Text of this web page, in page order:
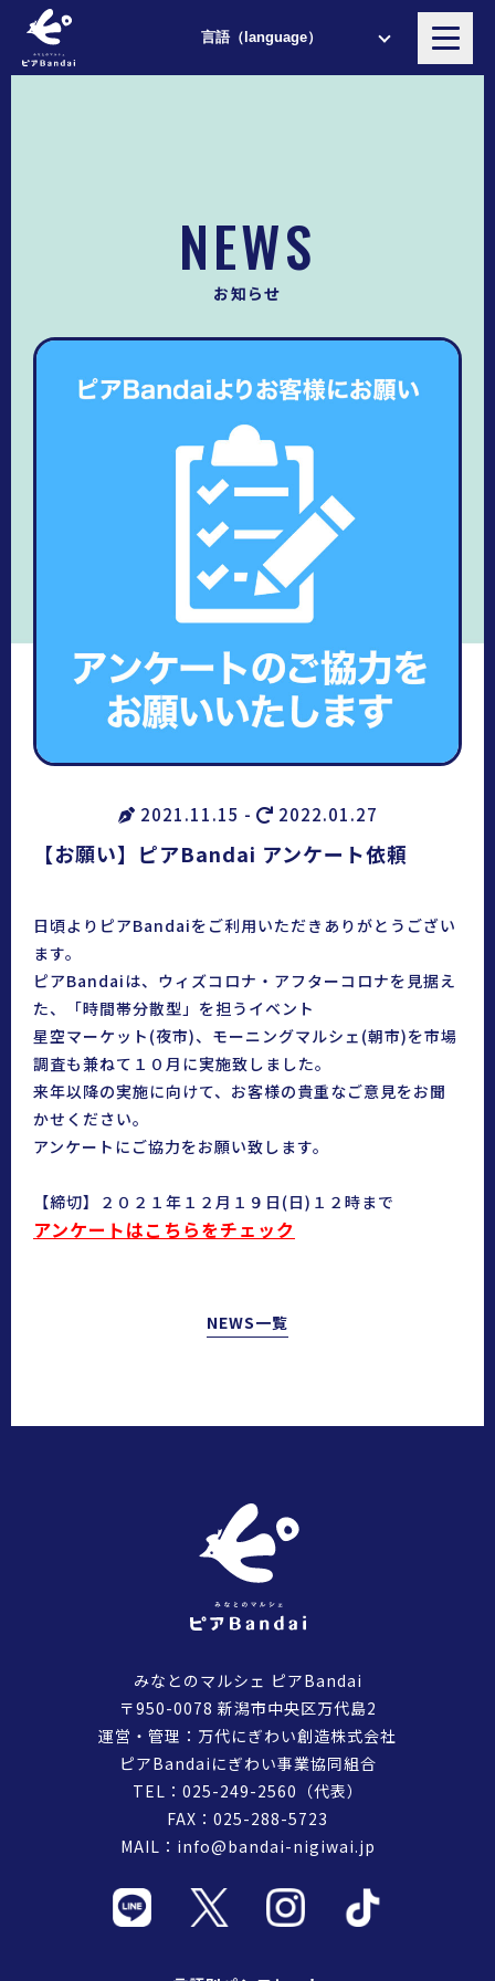
NEWS
お知らせ
2021.11.15 - 2022.01.27
【お願い】ピアBandai アンケート依頼
日頃よりピアBandaiをご利用いただきありがとうござい
ます。
ピアBandaiは、 ウィズコロナ・アフターコロナを見据え
た、「時間帯分散型」を担うイベント
星空マーケット(夜市)、モーニングマルシェ(朝市)を市場
調査も兼ねて１０月に実施致しました。
来年以降の実施に向けて、お客様の貴重なご意見をお聞
かせください。
アンケートにご協力をお願い致します。
【締切】２０２１年１２月１９日(日)１２時まで
アンケートはこちらをチェック
NEWS一覧
みなとのマルシェ ピアBandai
〒950-0078 新潟市中央区万代島2
運営・管理：万代にぎわい創造株式会社
ピアBandaiにぎわい事業協同組合
TEL： 025-249-2560 （代表）
FAX：025-288-5723
MAIL： info@bandai-nigiwai.jp